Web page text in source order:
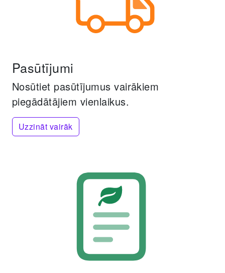
Pasūtījumi
Nosūtiet pasūtījumus vairākiem
piegādātājiem vienlaikus.
Uzzināt vairāk